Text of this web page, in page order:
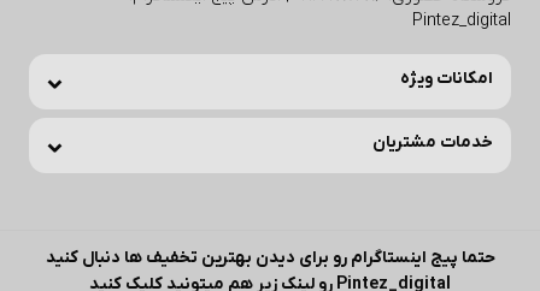
Pintez_digital
امکانات ویژه
خدمات مشتریان
حتما پیج اینستاگرام رو برای دیدن بهترین تخفیف ها دنبال کنید
Pintez_digital رو لینک زیر هم میتونید کلیک کنید